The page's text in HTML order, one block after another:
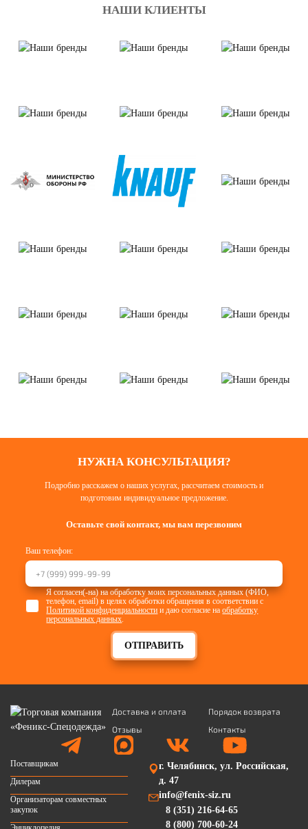
НАШИ КЛИЕНТЫ
НУЖНА КОНСУЛЬТАЦИЯ?
Подробно расскажем о наших услугах, рассчитаем стоимость и
подготовим индивидуальное предложение.
Оставьте свой контакт, мы вам перезвоним
Ваш телефон:
ОТПРАВИТЬ
Я согласен(-на) на обработку моих персональных данных (ФИО,
телефон, email) в целях обработки обращения в соответствии с
Политикой конфиденциальности и даю согласие наобработку
персональных данных.
Доставка и оплата
Порядок возврата
Отзывы
Контакты
Поставщикам
Дилерам
Организаторам совместных
закупок
г. Челябинск, ул. Российская,
д. 47
info@fenix-siz.ru
8 (351) 216-64-65
8 (800) 700-60-24